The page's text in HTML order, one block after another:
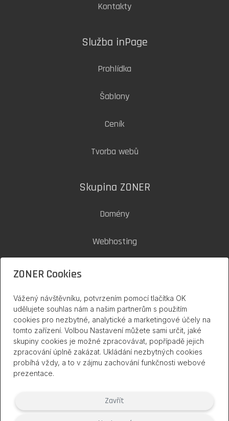
Kontakty
Služba inPage
Prohlídka
Šablony
Ceník
Tvorba webů
Skupina ZONER
Domény
Webhosting
Zoner Cloud
inPage na internetu
ZONER Cookies
Vážený návštěvníku, potvrzením pomocí tlačítka OK
udělujete souhlas nám a našim partnerům s použitím
cookies pro nezbytné, analytické a marketingové účely na
tomto zařízení. Volbou Nastavení můžete sami určit, jaké
skupiny cookies je možné zpracovávat, popřípadě jejich
zpracování úplně zakázat. Ukládání nezbytných cookies
probíhá vždy, a to v zájmu zachování funkčnosti webové
prezentace.
Zavřít